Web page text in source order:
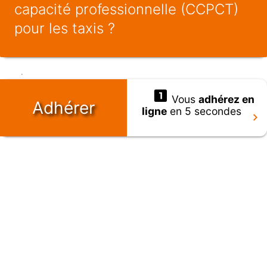
capacité professionnelle (CCPCT)
pour les taxis ?
Adhérer Vousadhérez en
ligneen 5 secondes